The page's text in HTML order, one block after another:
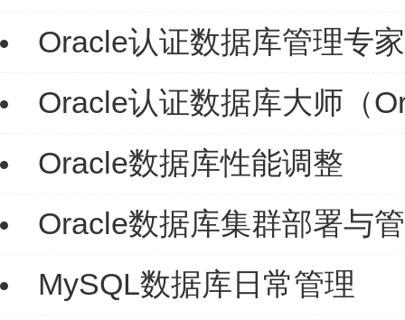
Oracle认证数据库管理专
Oracle认证数据库大师（
Oracle数据库性能调整
Oracle数据库集群部署与
MySQL数据库日常管理